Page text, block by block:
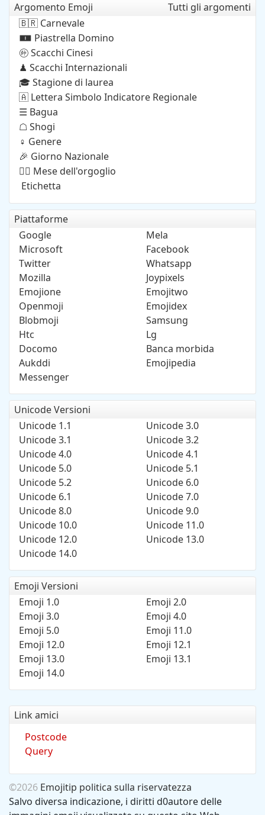
Argomento Emoji Tutti gli argomenti
🇧🇷 Carnevale
🀰 Piastrella Domino
🩠 Scacchi Cinesi
♟ Scacchi Internazionali
🎓 Stagione di laurea
🇦 Lettera Simbolo Indicatore Regionale
☰ Bagua
☖ Shogi
♀ Genere
🎉 Giorno Nazionale
🏳️‍🌈 Mese dell'orgoglio
Etichetta
Piattaforme
Google
Mela
Microsoft
Facebook
Twitter
Whatsapp
Mozilla
Joypixels
Emojione
Emojitwo
Openmoji
Emojidex
Blobmoji
Samsung
Htc
Lg
Docomo
Banca morbida
Aukddi
Emojipedia
Messenger
Unicode Versioni
Unicode 1.1
Unicode 3.0
Unicode 3.1
Unicode 3.2
Unicode 4.0
Unicode 4.1
Unicode 5.0
Unicode 5.1
Unicode 5.2
Unicode 6.0
Unicode 6.1
Unicode 7.0
Unicode 8.0
Unicode 9.0
Unicode 10.0
Unicode 11.0
Unicode 12.0
Unicode 13.0
Unicode 14.0
Emoji Versioni
Emoji 1.0
Emoji 2.0
Emoji 3.0
Emoji 4.0
Emoji 5.0
Emoji 11.0
Emoji 12.0
Emoji 12.1
Emoji 13.0
Emoji 13.1
Emoji 14.0
Link amici
Postcode
Query
©2026 Emojitip politica sulla riservatezza
Salvo diversa indicazione, i diritti d0autore delle